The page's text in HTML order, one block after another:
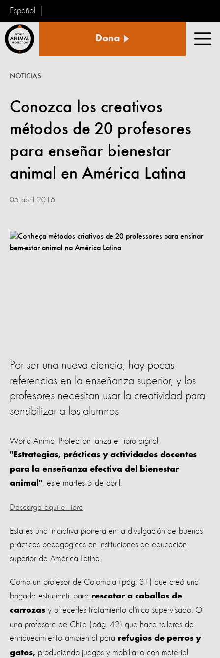
Español
Animal
Dona
Conozca los creativos
métodos de 20 profesores
para enseñar bienestar
animal en América Latina
NOTICIAS
05 abril 2016
Por ser una nueva ciencia, hay pocas
referencias en la enseñanza superior, y los
profesores necesitan usar la creatividad para
sensibilizar a los alumnos
World Animal Protection lanza el libro digital
" Estrategias, prácticas y actividades docentes
para la enseñanza efectiva del bienestar
animal" , este martes 5 de abril.
Descarga aquí el libro
Esta es una iniciativa pionera en la divulgación de buenas
prácticas pedagógicas en instituciones de educación
superior de América Latina.
Como un profesor de Colombia (pág. 31) que creó una
brigada estudiantil para rescatar a caballos de
carrozas y ofrecerles tratamiento clínico supervisado. O
una profesora de Chile (pág. 42) que hace talleres de
enriquecimiento ambiental para refugios de perros y
gatos, produciendo juegos y mobiliario con material